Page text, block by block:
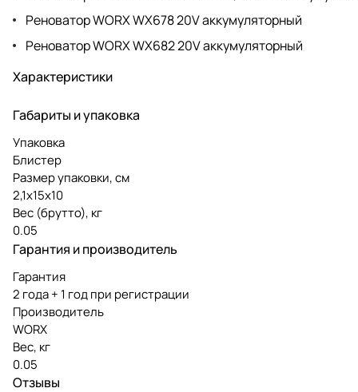
Реноватор WORX WX678 20V аккумуляторный
Реноватор WORX WX682 20V аккумуляторный
Характеристики
Габариты и упаковка
Упаковка
Блистер
Размер упаковки, см
2,1х15х10
Вес (брутто), кг
0.05
Гарантия и производитель
Гарантия
2 года + 1 год при регистрации
Производитель
WORX
Вес, кг
0.05
Отзывы